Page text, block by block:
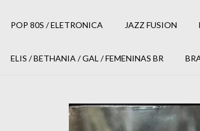
POP 80S / ELETRONICA JAZZ FUSION
ELIS / BETHANIA / GAL / FEMENINAS BR